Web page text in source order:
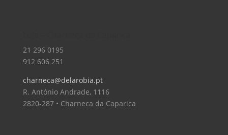
21 296 0195
912 606 251
charneca@delarobia.pt
R. António Andrade, 1116
2820-287 • Charneca da Caparica